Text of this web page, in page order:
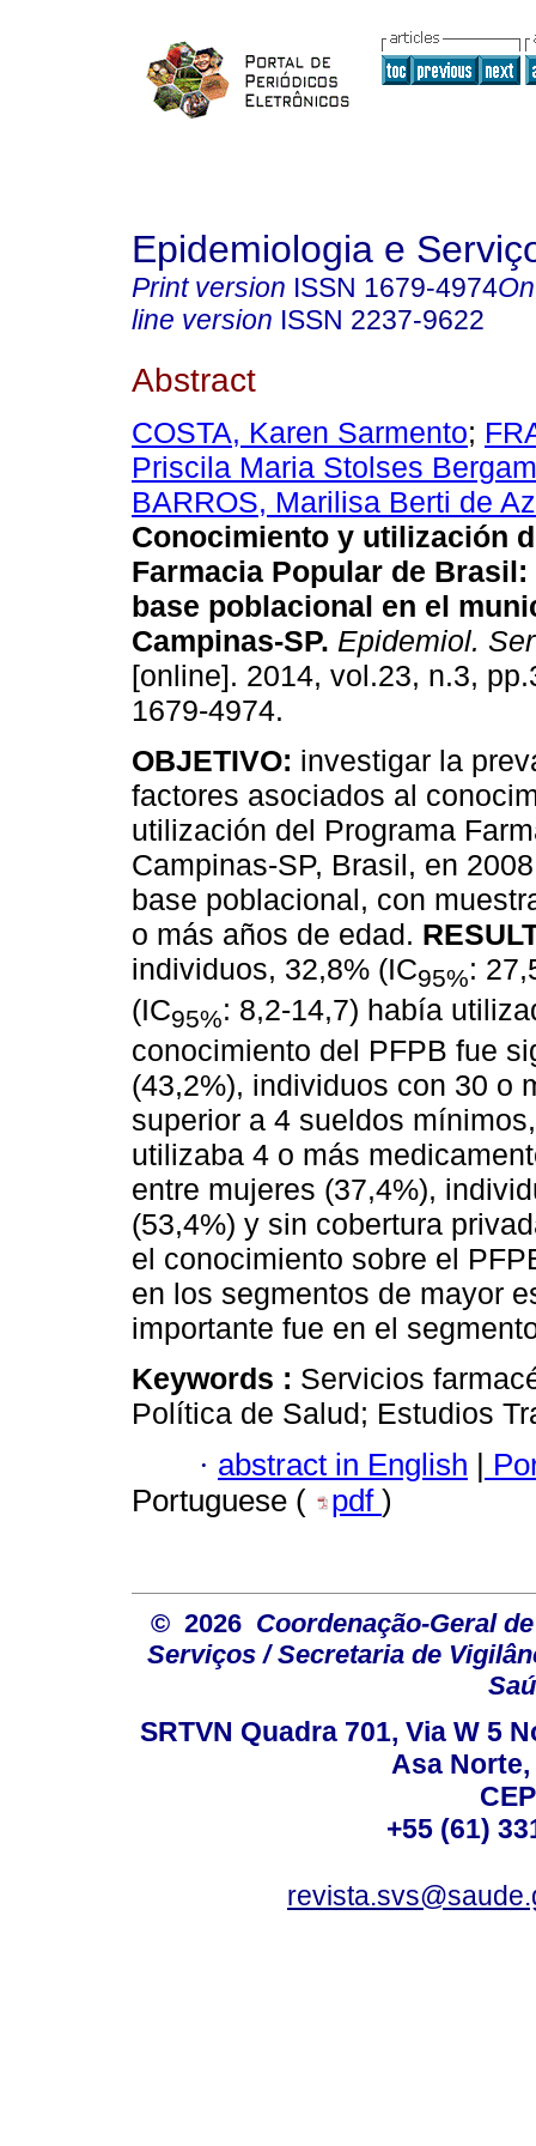
Epidemiologia e
Print version ISSN 1679-4974
line version ISSN 2237-9622
Abstract
COSTA, Karen Sarmento;
Priscila Maria Stolses
BARROS, Marilisa Berti de
Conocimiento y utilización
Farmacia Popular de Brasil:
base poblacional en el
Campinas-SP. Epidemiol.
[online]. 2014, vol.23, n.3,
1679-4974.
OBJETIVO: investigar la
factores asociados al
utilización del Programa
Campinas-SP, Brasil, en
base poblacional, con
o más años de edad.
individuos, 32,8% (IC95%:
(IC95%: 8,2-14,7) había
conocimiento del PFPB fue
(43,2%), individuos con 30 o
superior a 4 sueldos
utilizaba 4 o más
entre mujeres (37,4%),
(53,4%) y sin cobertura
el conocimiento sobre el
en los segmentos de mayor
importante fue en el
Keywords : Servicios
Política de Salud; Estudios
· abstract in English |
Portuguese (
pdf )
© 2026 Coordenação-Geral
Serviços / Secretaria de
SRTVN Quadra 701, Via W 5
Asa
+55 (61)